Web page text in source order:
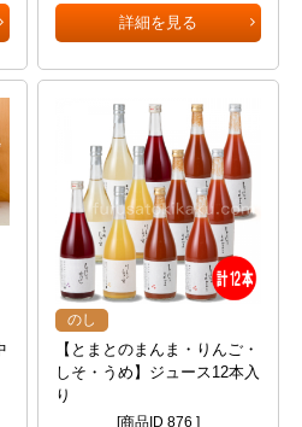
詳細を見る
のし
【とまとのまんま・りんご・
しそ・うめ】ジュース12本入
り
[商品ID 876 ]